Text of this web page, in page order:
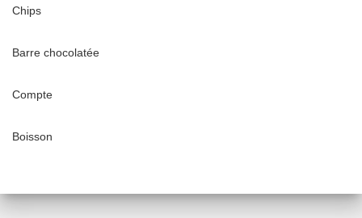
Chips
Barre chocolatée
Compte
Boisson